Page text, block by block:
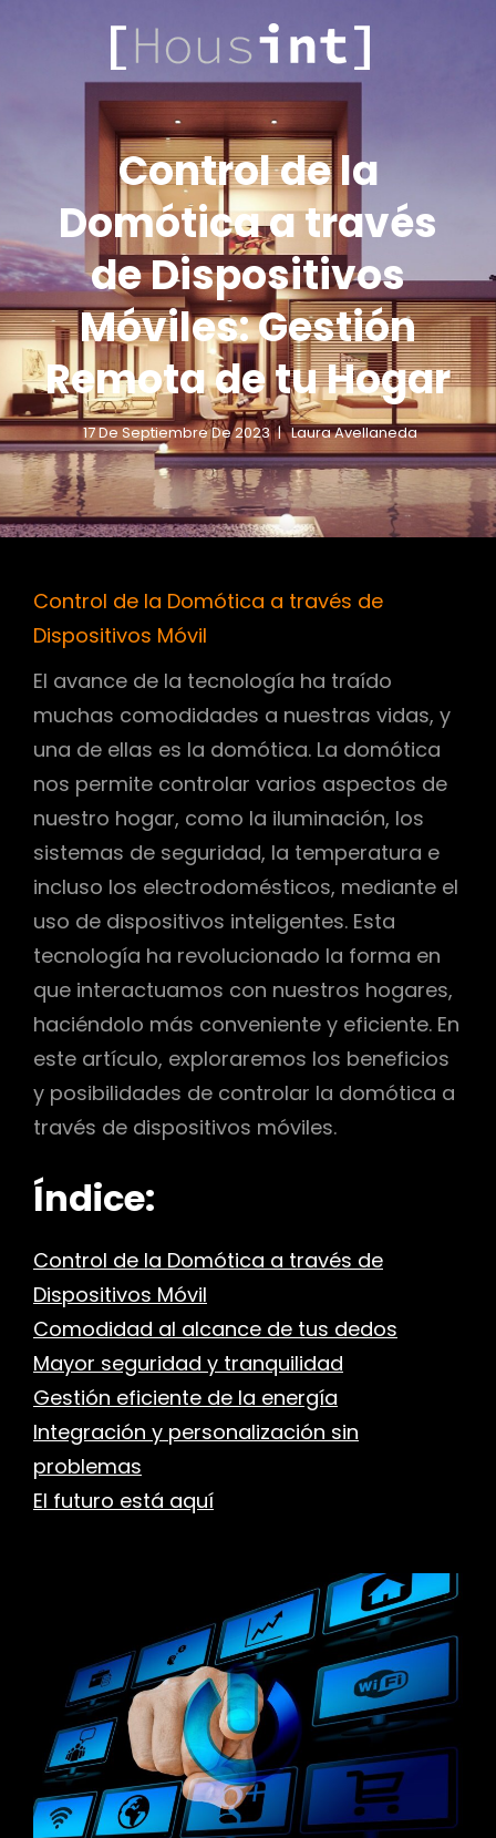
Control de la
Domótica a través
de Dispositivos
Móviles: Gestión
Remota de tu Hogar
17 De Septiembre De 2023 Laura Avellaneda
Control de la Domótica a través de
Dispositivos Móvil
El avance de la tecnología ha traído
muchas comodidades a nuestras vidas, y
una de ellas es la domótica. La domótica
nos permite controlar varios aspectos de
nuestro hogar, como la iluminación, los
sistemas de seguridad, la temperatura e
incluso los electrodomésticos, mediante el
uso de dispositivos inteligentes. Esta
tecnología ha revolucionado la forma en
que interactuamos con nuestros hogares,
haciéndolo más conveniente y eficiente. En
este artículo, exploraremos los beneficios
y posibilidades de controlar la domótica a
través de dispositivos móviles.
Índice:
Control de la Domótica a través de
Dispositivos Móvil
Comodidad al alcance de tus dedos
Mayor seguridad y tranquilidad
Gestión eficiente de la energía
Integración y personalización sin
problemas
El futuro está aquí